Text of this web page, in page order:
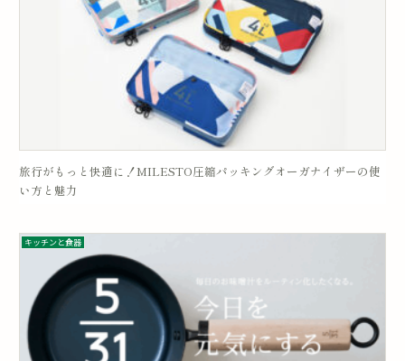
旅行がもっと快適に！MILESTO圧縮パッキングオーガナイザーの使
い方と魅力
キッチンと食器